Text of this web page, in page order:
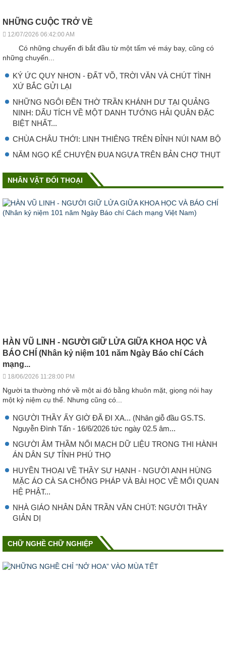
NHỮNG CUỘC TRỞ VỀ
12/07/2026 06:42:00 AM
Có những chuyến đi bắt đầu từ một tấm vé máy bay, cũng có
những chuyến...
KÝ ỨC QUY NHƠN - ĐẤT VÕ, TRỜI VĂN VÀ CHÚT TÌNH
XỨ BẮC GỬI LẠI
NHỮNG NGÔI ĐỀN THỜ TRẦN KHÁNH DƯ TẠI QUẢNG
NINH: DẤU TÍCH VỀ MỘT DANH TƯỚNG HẢI QUÂN ĐẶC
BIỆT NHẤT...
CHÙA CHÂU THỚI: LINH THIÊNG TRÊN ĐỈNH NÚI NAM BỘ
NĂM NGỌ KỂ CHUYỆN ĐUA NGỰA TRÊN BẢN CHỢ THỤT
NHÂN VẬT ĐỐI THOẠI
HÀN VŨ LINH - NGƯỜI GIỮ LỬA GIỮA KHOA HỌC VÀ
BÁO CHÍ (Nhân kỷ niệm 101 năm Ngày Báo chí Cách
mạng...
18/06/2026 11:28:00 PM
Người ta thường nhớ về một ai đó bằng khuôn mặt, giọng nói hay
một kỷ niệm cụ thể. Nhưng cũng có...
NGƯỜI THẦY ẤY GIỜ ĐÃ ĐI XA... (Nhân giỗ đầu GS.TS.
Nguyễn Đình Tấn - 16/6/2026 tức ngày 02.5 âm...
NGƯỜI ÂM THẦM NỐI MẠCH DỮ LIỆU TRONG THI HÀNH
ÁN DÂN SỰ TỈNH PHÚ THỌ
HUYỀN THOẠI VỀ THẦY SƯ HẠNH - NGƯỜI ANH HÙNG
MẶC ÁO CÀ SA CHỐNG PHÁP VÀ BÀI HỌC VỀ MỐI QUAN
HỆ PHẬT...
NHÀ GIÁO NHÂN DÂN TRẦN VĂN CHÚT: NGƯỜI THẦY
GIẢN DỊ
CHỮ NGHỀ CHỮ NGHIỆP